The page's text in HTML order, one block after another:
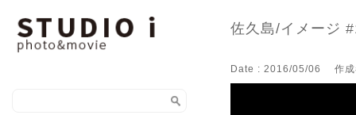
佐久島/イメージ
Date : 2016/05/06 作